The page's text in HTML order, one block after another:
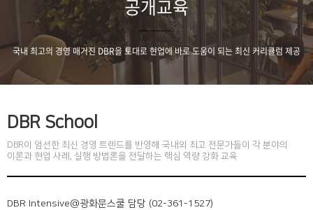
공개교육
국내 최고의 경영 매거진 DBR을 토대로 현업에 바로 도움이 되는 최신 커리큘럼 제공
DBR School
DBR이 엄선한 최신 경영 트렌드를 반영해 국내외 최고 전문가들이 각 분야의
이론과 현업 사례, 실행 방법론을 전달하는 핵심 역량 강화 교육
DBR Intensive@광화문스쿨 담당 (02-361-1527)